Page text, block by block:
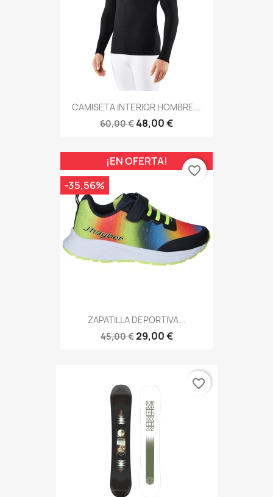
CAMISETA INTERIOR HOMBRE...
60,00 €48,00 €
ZAPATILLA DEPORTIVA...
45,00 €29,00 €
¡EN OFERTA!
-35,56%
favorite_border
favorite_border